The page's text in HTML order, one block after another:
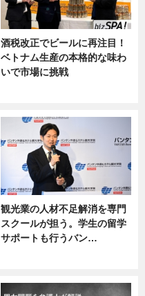
酒税改正でビールに再注目！
ベトナム生産の本格的な味わ
いで市場に挑戦
観光業の人材不足解消を専門
スクールが担う。学生の留学
サポートも行うバン…